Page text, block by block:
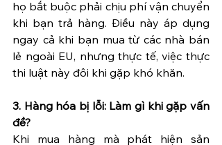
họ bắt buộc phải chịu phí vận chuyển
khi bạn trả hàng. Điều này áp dụng
ngay cả khi bạn mua từ các nhà bán
lẻ ngoài EU, nhưng thực tế, việc thực
thi luật này đôi khi gặp khó khăn.
3. Hàng hóa bị lỗi: Làm gì khi gặp vấn
đề?
Khi mua hàng mà phát hiện sản